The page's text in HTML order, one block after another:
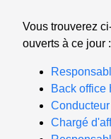
Vous trouverez
ouverts à ce jour :
Back office
Chargé